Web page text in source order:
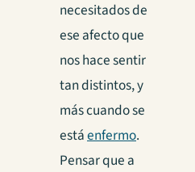
necesitados de
ese afecto que
nos hace sentir
tan distintos, y
más cuando se
estáenfermo.
Pensar que a